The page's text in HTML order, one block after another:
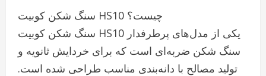
سنگ شکن کوبیت HS10 چیست؟
سنگ شکن کوبیت HS10 یکی از مدل‌های پرطرفدار
سنگ شکن ضربه‌ای است که برای خردایش ثانویه و
تولید مصالح با دانه‌بندی مناسب طراحی شده است.